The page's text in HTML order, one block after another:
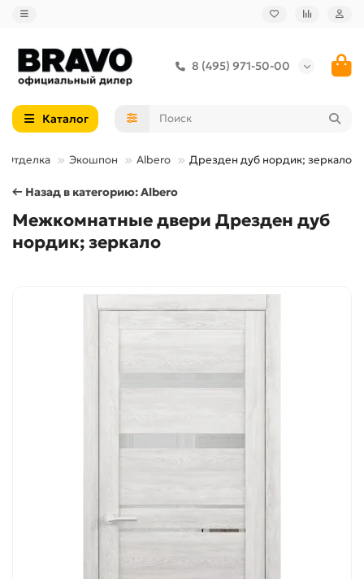
8 (495) 971-50-00
Каталог
Отделка Экошпон Albero Дрезден дуб нордик; зеркало
← Назад в категорию: Albero
Межкомнатные двери Дрезден дуб
нордик; зеркало